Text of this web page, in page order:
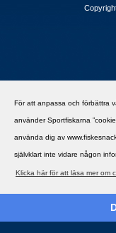
För att anpassa och förbättra
använder Sportfiskarna
använda dig av
självklart inte vidare någon
Klicka här för att läsa mer om